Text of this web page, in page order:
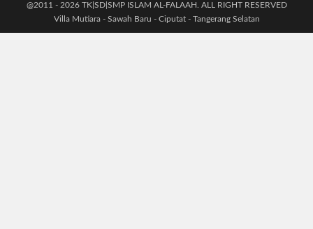
@2011 - 2026 TK|SD|SMP ISLAM AL-FALAAH. ALL RIGHT RESERVED
Villa Mutiara - Sawah Baru - Ciputat - Tangerang Selatan